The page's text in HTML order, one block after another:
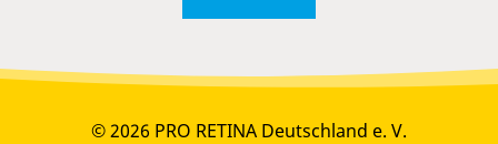
© 2026 PRO RETINA Deutschland e. V.